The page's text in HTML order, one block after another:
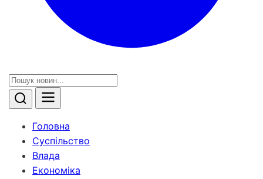
Головна
Суспільство
Влада
Економіка